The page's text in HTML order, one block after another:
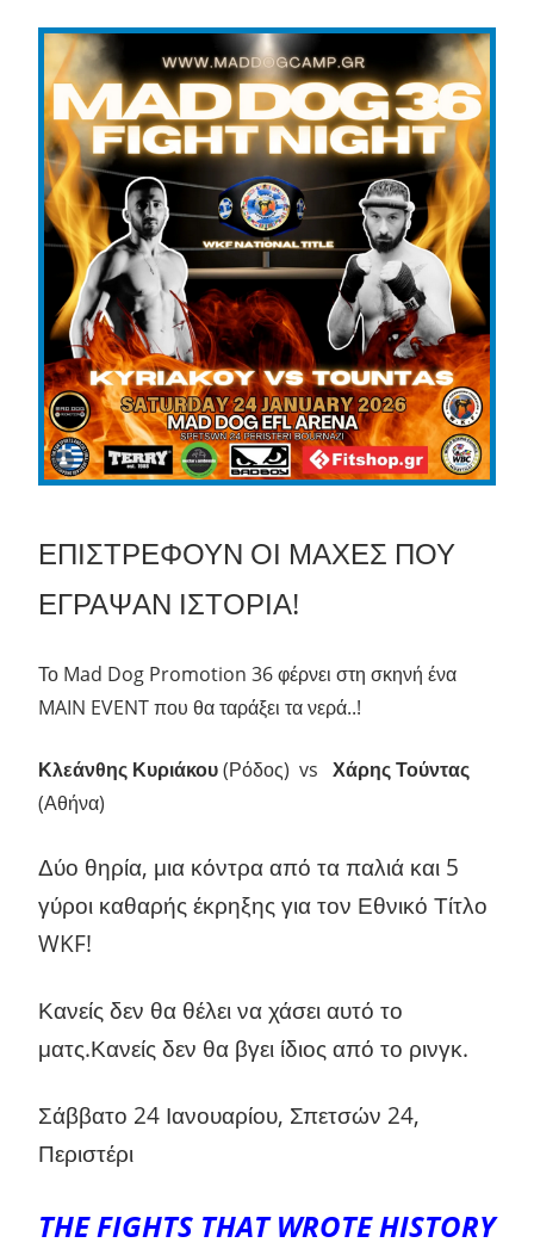
ΕΠΙΣΤΡΕΦΟΥΝ ΟΙ ΜΑΧΕΣ ΠΟΥ
ΕΓΡΑΨΑΝ ΙΣΤΟΡΙΑ!
Το Mad Dog Promotion 36 φέρνει στη σκηνή ένα
MAIN EVENT που θα ταράξει τα νερά..!
Κλεάνθης Κυριάκου(Ρόδος) vs Χάρης Τούντας
(Αθήνα)
Δύο θηρία, μια κόντρα από τα παλιά και 5
γύροι καθαρής έκρηξης για τον Εθνικό Τίτλο
WKF!
Κανείς δεν θα θέλει να χάσει αυτό το
ματς.Κανείς δεν θα βγει ίδιος από το ρινγκ.
Σάββατο 24 Ιανουαρίου, Σπετσών 24,
Περιστέρι
THE FIGHTS THAT WROTE HISTORY